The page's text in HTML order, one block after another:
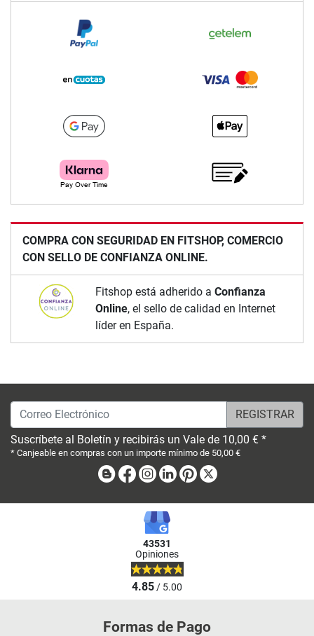
COMPRA CON SEGURIDAD EN FITSHOP, COMERCIO
CON SELLO DE CONFIANZA ONLINE.
Fitshop está adherido a Confianza
Online, el sello de calidad en Internet
líder en España.
Correo Electrónico
Suscríbete al Boletín y recibirás un Vale de 10,00 € *
* Canjeable en compras con un importe mínimo de 50,00 €
BlogFacebook
Instagram
LinkedinPinterest
43531
Opiniones
4.85/ 5.00
Formas de Pago